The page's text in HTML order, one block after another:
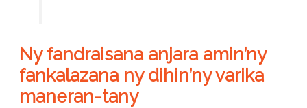
Ny fandraisana anjara amin’ny
fankalazana ny dihin’ny varika
maneran-tany